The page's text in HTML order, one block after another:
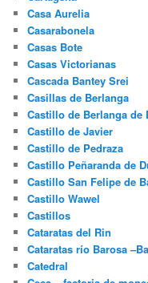
Casa Aurelia
Casarabonela
Casas Bote
Casas Victorianas
Cascada Bantey Srei
Casillas de Berlanga
Castillo de Berlanga de
Castillo de Javier
Castillo de Pedraza
Castillo Peñaranda de
Castillo San Felipe de
Castillo Wawel
Castillos
Cataratas del Rin
Cataratas río Barosa
Catedral